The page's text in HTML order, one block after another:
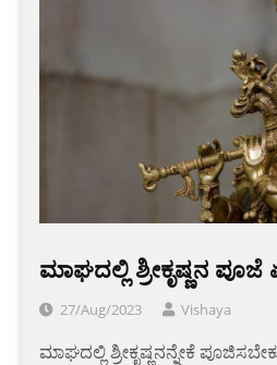
ಮಾಘದಲ್ಲಿ ಶ್ರೀಕೃಷ್ಣನ
27/Aug/2023 Vishaya
ಮಾಘದಲ್ಲಿ ಶ್ರೀಕೃಷ್ಣನನ್ನೇಕೆ